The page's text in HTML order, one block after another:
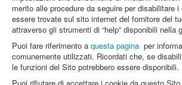
merito alle procedure da seguire per disabilitare
essere trovate sul sito internet del fornitore del
attraverso gli strumenti di “help” disponibili nella
Puoi fare riferimento a questa pagina per
comunemente utilizzati. Ricordati che, se
le funzioni del Sito potrebbero essere disponibili.